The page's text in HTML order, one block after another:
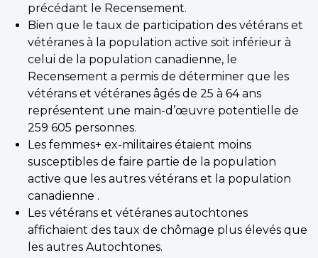
précédant le Recensement.
Bien que le taux de participation des vétérans et
vétéranes à la population active soit inférieur à
celui de la population canadienne, le
Recensement a permis de déterminer que les
vétérans et vétéranes âgés de 25 à 64 ans
représentent une main-d’œuvre potentielle de
259 605 personnes.
Les femmes+ ex-militaires étaient moins
susceptibles de faire partie de la population
active que les autres vétérans et la population
canadienne .
Les vétérans et vétéranes autochtones
affichaient des taux de chômage plus élevés que
les autres Autochtones.